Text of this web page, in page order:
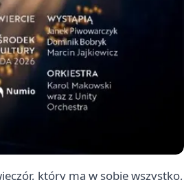
który ma w sobie wszystko,